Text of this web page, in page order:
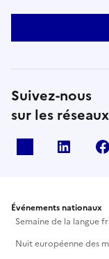
et de
cachés des
Suivez-nous
sur les
Événements nationaux
Semaine de la langue
Nuit européenne des